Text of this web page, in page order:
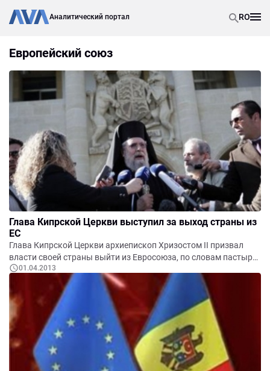
Аналитический портал RO
Европейский союз
Глава Кипрской Церкви выступил за выход страны из
ЕC
Глава Кипрской Церкви архиепископ Хризостом II призвал
власти своей страны выйти из Евросоюза, по словам пастыря,
обреченного на распад.
01.04.2013